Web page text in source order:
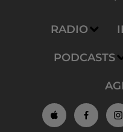
RADIO
PODCASTS